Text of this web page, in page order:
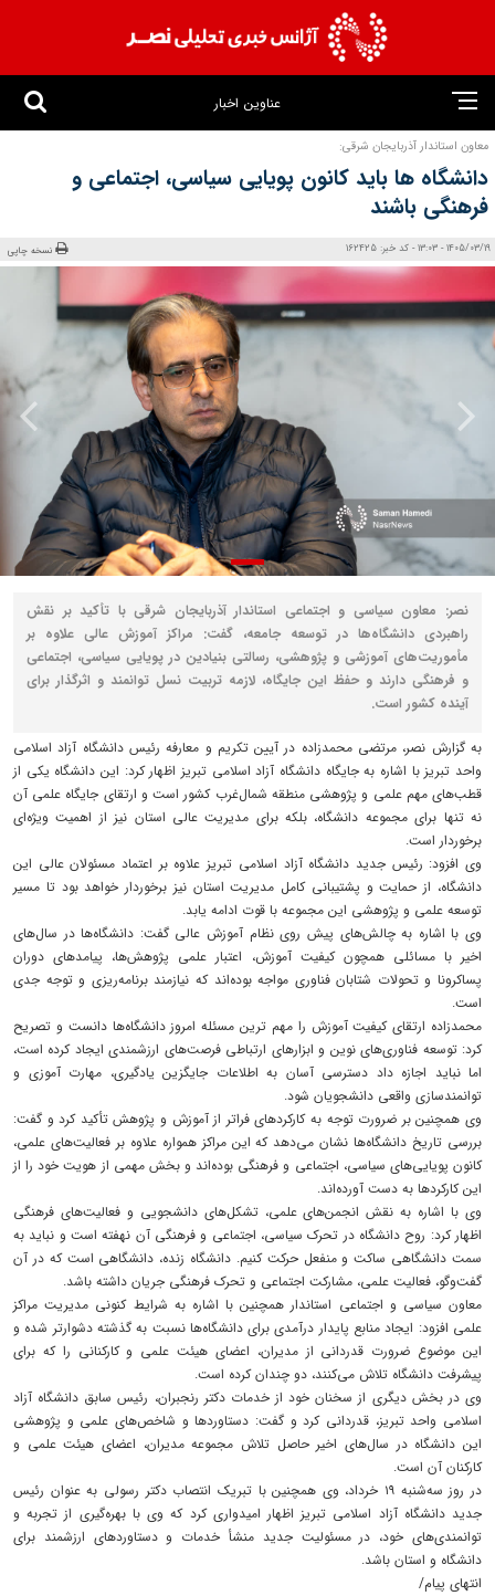
عناوین اخبار
معاون استاندار آذربایجان شرقی:
دانشگاه‌ ها باید کانون پویایی سیاسی، اجتماعی و
فرهنگی باشند
1405/03/19 - 13:03 - کد خبر: 162425 نسخه چاپی
نصر: معاون سیاسی و اجتماعی استاندار آذربایجان شرقی با تأکید بر نقش
راهبردی دانشگاه‌ها در توسعه جامعه، گفت: مراکز آموزش عالی علاوه بر
مأموریت‌های آموزشی و پژوهشی، رسالتی بنیادین در پویایی سیاسی، اجتماعی
و فرهنگی دارند و حفظ این جایگاه، لازمه تربیت نسل توانمند و اثرگذار برای
آینده کشور است.
به گزارش نصر، مرتضی محمدزاده در آیین تکریم و معارفه رئیس دانشگاه آزاد اسلامی
واحد تبریز با اشاره به جایگاه دانشگاه آزاد اسلامی تبریز اظهار کرد: این دانشگاه یکی از
قطب‌های مهم علمی و پژوهشی منطقه شمال‌غرب کشور است و ارتقای جایگاه علمی آن
نه تنها برای مجموعه دانشگاه، بلکه برای مدیریت عالی استان نیز از اهمیت ویژه‌ای
برخوردار است.
وی افزود: رئیس جدید دانشگاه آزاد اسلامی تبریز علاوه بر اعتماد مسئولان عالی این
دانشگاه، از حمایت و پشتیبانی کامل مدیریت استان نیز برخوردار خواهد بود تا مسیر
توسعه علمی و پژوهشی این مجموعه با قوت ادامه یابد.
وی با اشاره به چالش‌های پیش روی نظام آموزش عالی گفت: دانشگاه‌ها در سال‌های
اخیر با مسائلی همچون کیفیت آموزش، اعتبار علمی پژوهش‌ها، پیامدهای دوران
پساکرونا و تحولات شتابان فناوری مواجه بوده‌اند که نیازمند برنامه‌ریزی و توجه جدی
است.
محمدزاده ارتقای کیفیت آموزش را مهم‌ ترین مسئله امروز دانشگاه‌ها دانست و تصریح
کرد: توسعه فناوری‌های نوین و ابزارهای ارتباطی فرصت‌های ارزشمندی ایجاد کرده است،
اما نباید اجازه داد دسترسی آسان به اطلاعات جایگزین یادگیری، مهارت ‌آموزی و
توانمندسازی واقعی دانشجویان شود.
وی همچنین بر ضرورت توجه به کارکردهای فراتر از آموزش و پژوهش تأکید کرد و گفت:
بررسی تاریخ دانشگاه‌ها نشان می‌دهد که این مراکز همواره علاوه بر فعالیت‌های علمی،
کانون پویایی‌های سیاسی، اجتماعی و فرهنگی بوده‌اند و بخش مهمی از هویت خود را از
این کارکردها به دست آورده‌اند.
وی با اشاره به نقش انجمن‌های علمی، تشکل‌های دانشجویی و فعالیت‌های فرهنگی
اظهار کرد: روح دانشگاه در تحرک سیاسی، اجتماعی و فرهنگی آن نهفته است و نباید به
سمت دانشگاهی ساکت و منفعل حرکت کنیم. دانشگاه زنده، دانشگاهی است که در آن
گفت‌وگو، فعالیت علمی، مشارکت اجتماعی و تحرک فرهنگی جریان داشته باشد.
معاون سیاسی و اجتماعی استاندار همچنین با اشاره به شرایط کنونی مدیریت مراکز
علمی افزود: ایجاد منابع پایدار درآمدی برای دانشگاه‌ها نسبت به گذشته دشوارتر شده و
این موضوع ضرورت قدردانی از مدیران، اعضای هیئت علمی و کارکنانی را که برای
پیشرفت دانشگاه تلاش می‌کنند، دو چندان کرده است.
وی در بخش دیگری از سخنان خود از خدمات دکتر رنجبران، رئیس سابق دانشگاه آزاد
اسلامی واحد تبریز، قدردانی کرد و گفت: دستاوردها و شاخص‌های علمی و پژوهشی
این دانشگاه در سال‌های اخیر حاصل تلاش مجموعه مدیران، اعضای هیئت علمی و
کارکنان آن است.
در روز سه‌شنبه ۱۹ خرداد، وی همچنین با تبریک انتصاب دکتر رسولی به عنوان رئیس
جدید دانشگاه آزاد اسلامی تبریز اظهار امیدواری کرد که وی با بهره‌گیری از تجربه و
توانمندی‌های خود، در مسئولیت جدید منشأ خدمات و دستاوردهای ارزشمند برای
دانشگاه و استان باشد.
انتهای پیام/